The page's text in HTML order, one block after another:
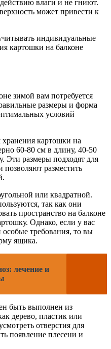
влаги и не гниют.
может привести к
индивидуальные
картошки на балконе
зимой вам потребуется
размеры и форма
условий
картошки на
60-80 см в длину, 40-50
Эти размеры подходят для
позволяют разместить
или квадратной.
так как они
пространство на балконе
Однако, если у вас
особые требования, то вы
ящика.
лечение и
быть выполнен из
дерево, пластик или
отверстия для
появление плесени и